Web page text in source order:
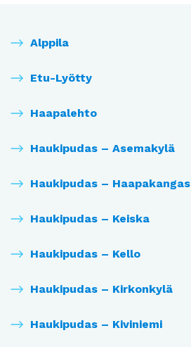
Alppila
Etu-Lyötty
Haapalehto
Haukipudas – Asemakylä
Haukipudas – Haapakangas
Haukipudas – Keiska
Haukipudas – Kello
Haukipudas – Kirkonkylä
Haukipudas – Kiviniemi